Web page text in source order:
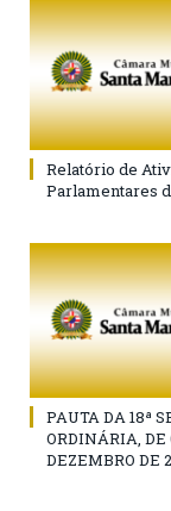
Relatório de
Parlamentares
PAUTA DA 18ª
ORDINÁRIA, DE
DEZEMBRO DE